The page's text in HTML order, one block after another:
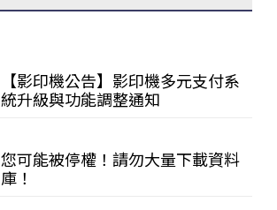
【影印機公告】影印機多元支付系
統升級與功能調整通知
您可能被停權！請勿大量下載資料
庫！